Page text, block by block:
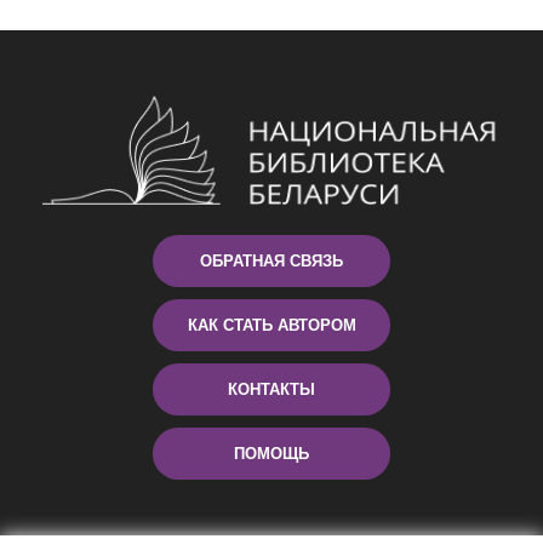
ОБРАТНАЯ СВЯЗЬ
КАК СТАТЬ АВТОРОМ
КОНТАКТЫ
ПОМОЩЬ